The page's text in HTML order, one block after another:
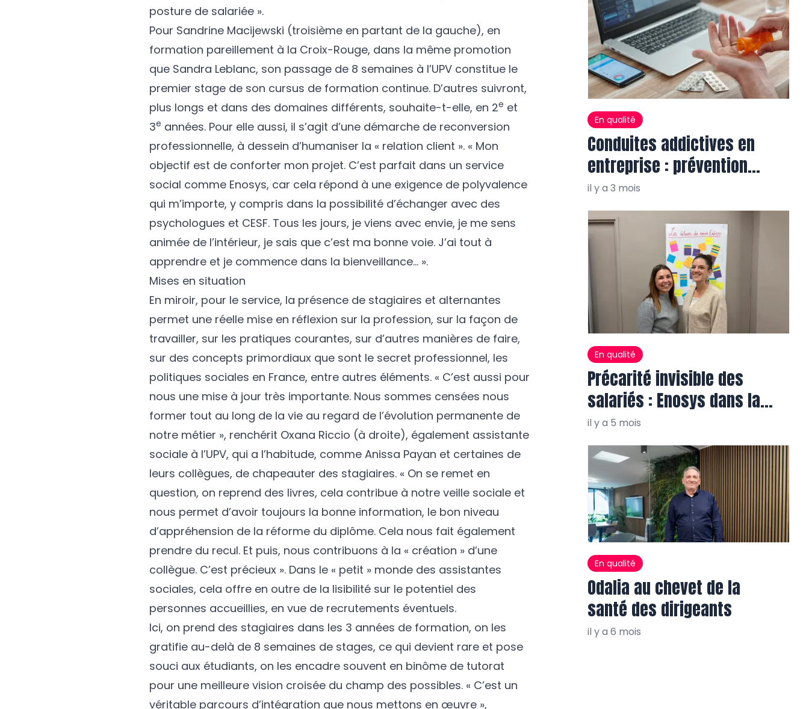
posture de salariée ».
Pour Sandrine Macijewski (troisième en partant de la gauche), en
formation pareillement à la Croix-Rouge, dans la même promotion
que Sandra Leblanc, son passage de 8 semaines à l’UPV constitue le
premier stage de son cursus de formation continue. D’autres suivront,
plus longs et dans des domaines différents, souhaite-t-elle, en 2e et
3e années. Pour elle aussi, il s’agit d’une démarche de reconversion
professionnelle, à dessein d’humaniser la « relation client ». « Mon
objectif est de conforter mon projet. C’est parfait dans un service
social comme Enosys, car cela répond à une exigence de polyvalence
qui m’importe, y compris dans la possibilité d’échanger avec des
psychologues et CESF. Tous les jours, je viens avec envie, je me sens
animée de l’intérieur, je sais que c’est ma bonne voie. J’ai tout à
apprendre et je commence dans la bienveillance… ».
Mises en situation
En miroir, pour le service, la présence de stagiaires et alternantes
permet une réelle mise en réflexion sur la profession, sur la façon de
travailler, sur les pratiques courantes, sur d’autres manières de faire,
sur des concepts primordiaux que sont le secret professionnel, les
politiques sociales en France, entre autres éléments. « C’est aussi pour
nous une mise à jour très importante. Nous sommes censées nous
former tout au long de la vie au regard de l’évolution permanente de
notre métier », renchérit Oxana Riccio (à droite), également assistante
sociale à l’UPV, qui a l’habitude, comme Anissa Payan et certaines de
leurs collègues, de chapeauter des stagiaires. « On se remet en
question, on reprend des livres, cela contribue à notre veille sociale et
nous permet d’avoir toujours la bonne information, le bon niveau
d’appréhension de la réforme du diplôme. Cela nous fait également
prendre du recul. Et puis, nous contribuons à la « création » d’une
collègue. C’est précieux ». Dans le « petit » monde des assistantes
sociales, cela offre en outre de la lisibilité sur le potentiel des
personnes accueillies, en vue de recrutements éventuels.
Ici, on prend des stagiaires dans les 3 années de formation, on les
gratifie au-delà de 8 semaines de stages, ce qui devient rare et pose
souci aux étudiants, on les encadre souvent en binôme de tutorat
pour une meilleure vision croisée du champ des possibles. « C’est un
véritable parcours d’intégration que nous mettons en œuvre »,
En qualité
Conduites addictives en
entreprise : prévention
salvatrice
il y a 3 mois
En qualité
Précarité invisible des
salariés : Enosys dans la
réalité plurielle
il y a 5 mois
En qualité
Odalia au chevet de la
santé des dirigeants
il y a 6 mois